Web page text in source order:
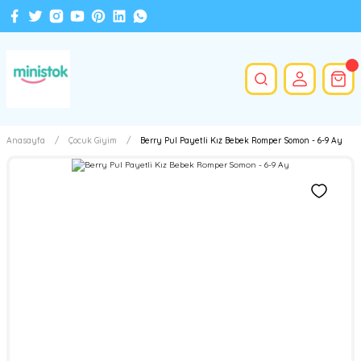
Anasayfa Çocuk Giyim Berry Pul Payetli Kız Bebek Romper Somon - 6-9 Ay